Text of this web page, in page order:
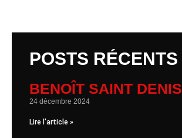
POSTS RÉCENTS
BENOÎT SAINT DENIS
24 décembre 2024
Lire l'article »